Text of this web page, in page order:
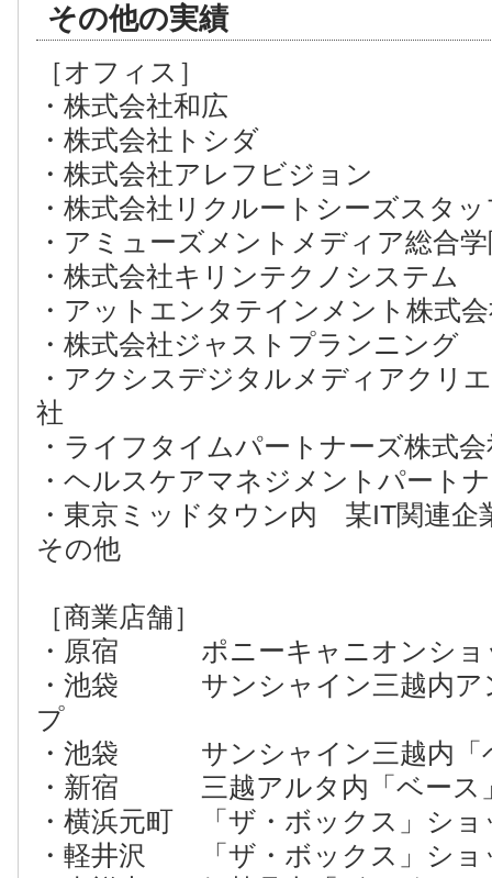
その他の実績
［オフィス］
・株式会社和広
・株式会社トシダ
・株式会社アレフビジョン
・株式会社リクルートシーズスタ
・アミューズメントメディア総合
・株式会社キリンテクノシステム
・アットエンタテインメント株式
・株式会社ジャストプランニング
・アクシスデジタルメディアクリ
社
・ライフタイムパートナーズ株式
・ヘルスケアマネジメントパート
・東京ミッドタウン内 某IT関連企
その他
［商業店舗］
・原宿 ポニーキャニオンショ
・池袋 サンシャイン三越内ア
プ
・池袋 サンシャイン三越内「
・新宿 三越アルタ内「ベース
・横浜元町 「ザ・ボックス」ショ
・軽井沢 「ザ・ボックス」ショ